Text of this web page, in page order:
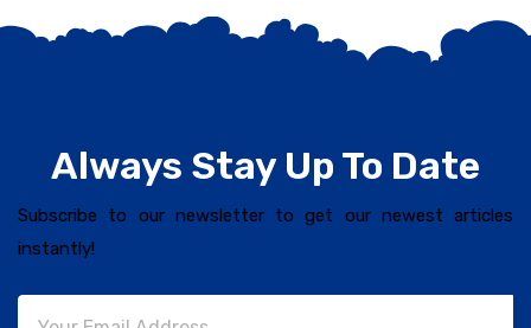
Always Stay Up To Date
Subscribe to our newsletter to get our newest articles
instantly!